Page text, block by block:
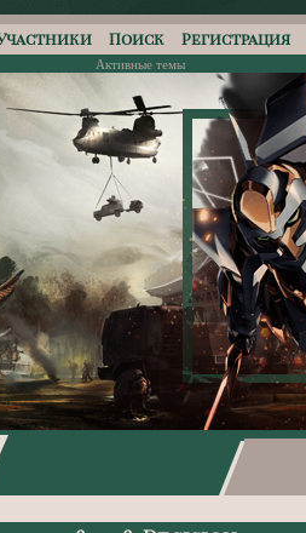
Поиск Регистрация
Активные темы